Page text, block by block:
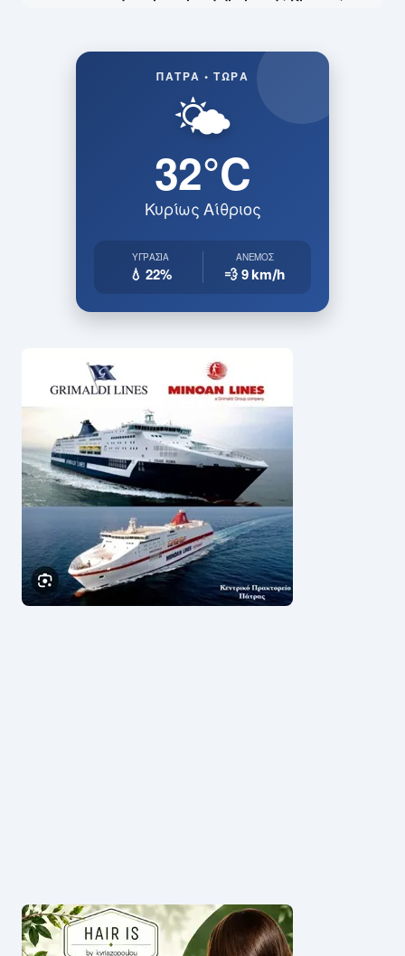
ΠΆΤΡΑ • ΤΏΡΑ
🌤️
32°C
Κυρίως Αίθριος
ΥΓΡΑΣΊΑ
💧 22%
ΆΝΕΜΟΣ
💨 9km/h